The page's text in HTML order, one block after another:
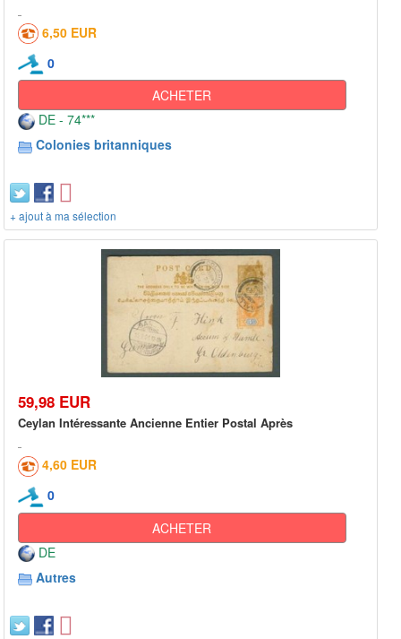
6,50 EUR
0
ACHETER
DE - 74***
Colonies britanniques
+ ajout à ma sélection
59,98 EUR
Ceylan Intéressante Ancienne Entier Postal Après
4,60 EUR
0
ACHETER
DE
Autres